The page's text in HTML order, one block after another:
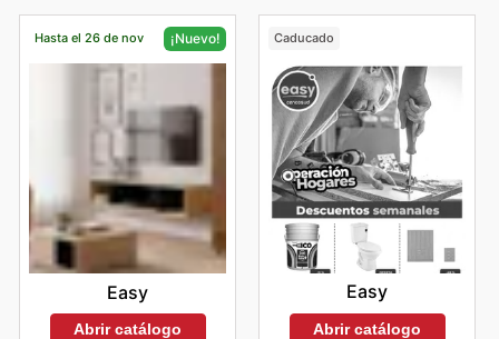
Hasta el 26 de nov ¡Nuevo!
Easy
Abrir catálogo
Caducado
Easy
Abrir catálogo